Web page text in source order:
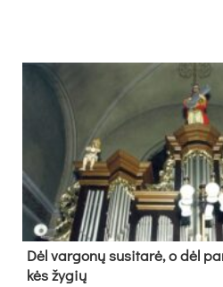
Dėl var­go­nų su­si­ta­rė, o dėl
kės žy­gių